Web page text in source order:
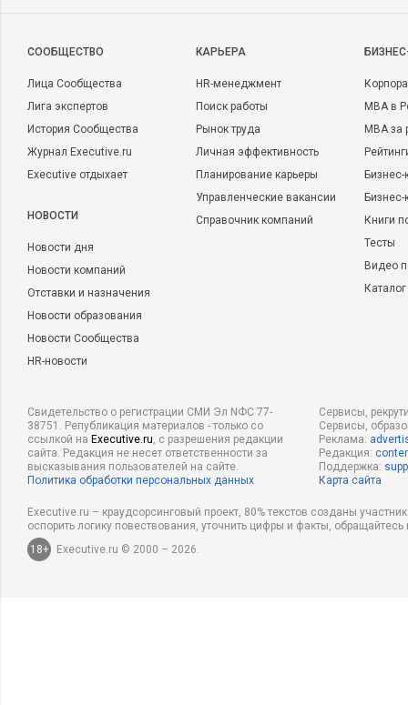
CООБЩЕСТВО
Лица Сообщества
Лига экспертов
История Сообщества
Журнал Executive.ru
Executive отдыхает
НОВОСТИ
Новости дня
Новости компаний
Отставки и назначения
Новости образования
Новости Сообщества
HR-новости
КАРЬЕРА
HR-менеджмент
Поиск работы
Рынок труда
Личная эффективность
Планирование карьеры
Управленческие вакансии
Справочник компаний
MBA в
MBA
Бизнес-
Книги
Тесты
Видео
Свидетельство о регистрации СМИ Эл NФС 77-
38751. Републикация материалов - только со
ссылкой на Executive.ru, с разрешения редакции
сайта. Редакция не несет ответственности за
высказывания пользователей на сайте.
Политика обработки персональных данных
Сервисы,
Сервисы,
Реклама:
Редакция:
Поддержка:
Карта сайта
Executive.ru – краудсорсинговый проект, 80% текстов созданы
оспорить логику повествования, уточнить цифры и факты,
18+
Executive.ru © 2000 – 2026.